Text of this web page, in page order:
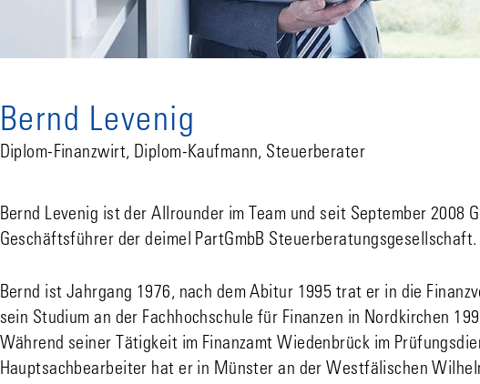
Bernd Levenig
Diplom-Finanzwirt, Diplom-Kaufmann, Steuerberater
Bernd Levenig ist der Allrounder im Team und seit September 2008
Geschäftsführer der deimel PartGmbB Steuerberatungsgesellschaft.
Bernd ist Jahrgang 1976, nach dem Abitur 1995 trat er in die
sein Studium an der Fachhochschule für Finanzen in Nordkirchen
Während seiner Tätigkeit im Finanzamt Wiedenbrück im
Hauptsachbearbeiter hat er in Münster an der Westfälischen